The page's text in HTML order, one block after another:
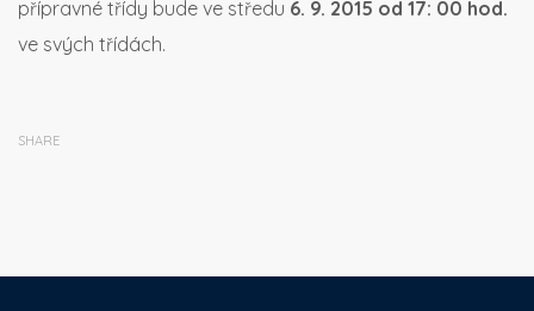
přípravné třídy bude ve středu 6. 9. 2015 od 17: 00 hod.
ve svých třídách.
SHARE